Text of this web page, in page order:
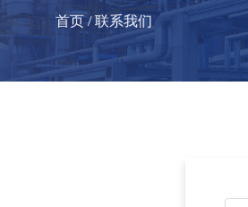
首页/联系我们